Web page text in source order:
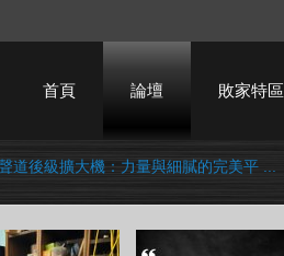
首頁 論壇 敗家特區
道後級擴大機：力量與細膩的完美平 ...